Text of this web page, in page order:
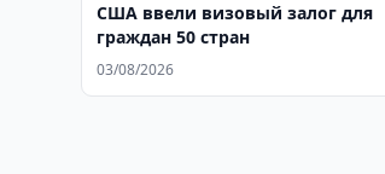
США ввели визовый залог для
граждан 50 стран
03/08/2026